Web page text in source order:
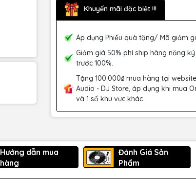
Khuyến mãi đặc biệt !!!
Áp dụng Phiếu quà tặng/ Mã giảm
Giảm giá 50% phí ship hàng nặng
trước 100%.
Tặng 100.000₫ mua hàng tại
Audio - DJ Store, áp dụng khi mua
và 1 số khu vực khác.
Hướng dẫn mua
hàng
Đánh Giá Sản
Phẩm